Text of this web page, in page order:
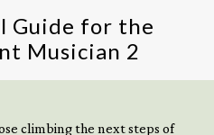
Guide for the
Musician 2
climbing the next steps of